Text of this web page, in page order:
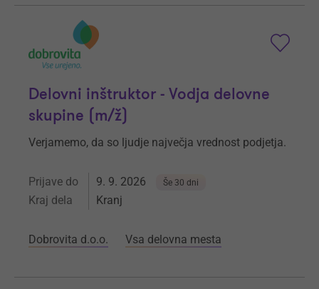
Delovni inštruktor - Vodja delovne
skupine (m/ž)
Verjamemo, da so ljudje največja vrednost podjetja.
Prijave do 9. 9. 2026 Še 30 dni
Kraj dela Kranj
Dobrovita d.o.o. Vsa delovna mesta